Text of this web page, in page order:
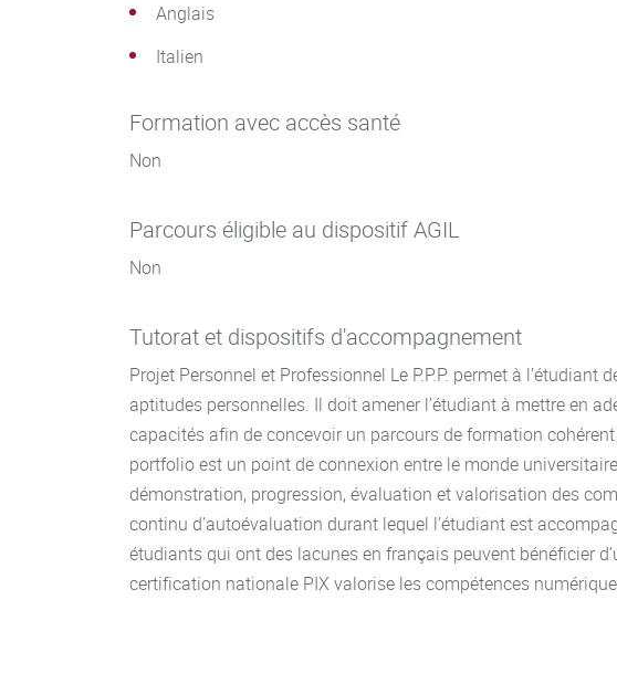
Anglais
Italien
Formation avec accès santé
Non
Parcours éligible au dispositif AGIL
Non
Tutorat et dispositifs d'accompagnement
Projet Personnel et Professionnel Le P.P.P. permet à
aptitudes personnelles. Il doit amener l’étudiant à mettre en
capacités afin de concevoir un parcours de formation
portfolio est un point de connexion entre le monde
démonstration, progression, évaluation et valorisation des
continu d’autoévaluation durant lequel l’étudiant est
étudiants qui ont des lacunes en français peuvent bénéficier
certification nationale PIX valorise les compétences